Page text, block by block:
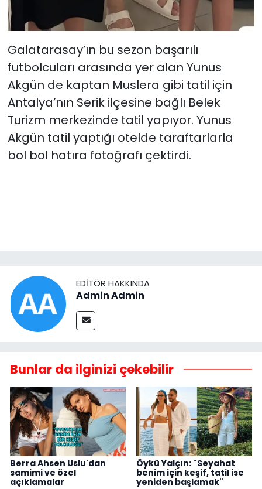
Galatarasay’ın bu sezon başarılı
futbolcuları arasında yer alan Yunus
Akgün de kaptan Muslera gibi tatil için
Antalya’nın Serik ilçesine bağlı Belek
Turizm merkezinde tatil yapıyor. Yunus
Akgün tatil yaptığı otelde taraftarlarla
bol bol hatıra fotoğrafı çektirdi.
EDITÖR HAKKINDA
Admin Admin
Bunlar da ilginizi çekebilir
Berra Ahsen Uslu'dan
samimi ve özel
açıklamalar
Öykü Yalçın: "Seyahat
benim için keşif, tatil ise
yeniden başlamak"